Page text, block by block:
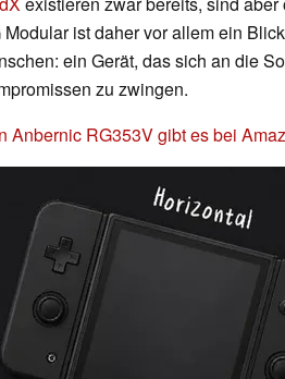
Modular ist daher vor allem ein
ein Gerät, das sich an die
zu zwingen.
Anbernic RG353V gibt es bei